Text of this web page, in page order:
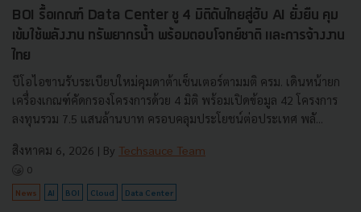
BOI รื้อเกณฑ์ Data Center ชู 4 มิติดันไทยสู่ฮับ AI ยั่งยืน คุม
เข้มใช้พลังงาน ทรัพยากรน้ำ พร้อมตอบโจทย์ชาติ และการจ้างงาน
ไทย
บีโอไอขานรับระเบียบใหม่คุมดาต้าเซ็นเตอร์ตามมติ ครม. เดินหน้ายก
เครื่องเกณฑ์คัดกรองโครงการด้วย 4 มิติ พร้อมเปิดข้อมูล 42 โครงการ
ลงทุนรวม 7.5 แสนล้านบาท ครอบคลุมประโยชน์ต่อประเทศ พลั...
สิงหาคม 6, 2026 | By Techsauce Team
0
News AI BOI Cloud Data Center